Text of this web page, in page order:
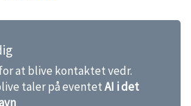
at blive kontaktet vedr.
taler på eventetAI i det